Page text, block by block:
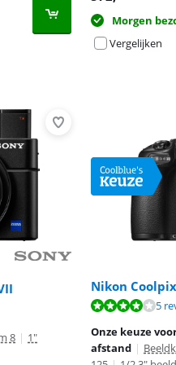
Morgen
Vergelijken
8 | 1"
Nikon
5
Onze keuze
afstand |